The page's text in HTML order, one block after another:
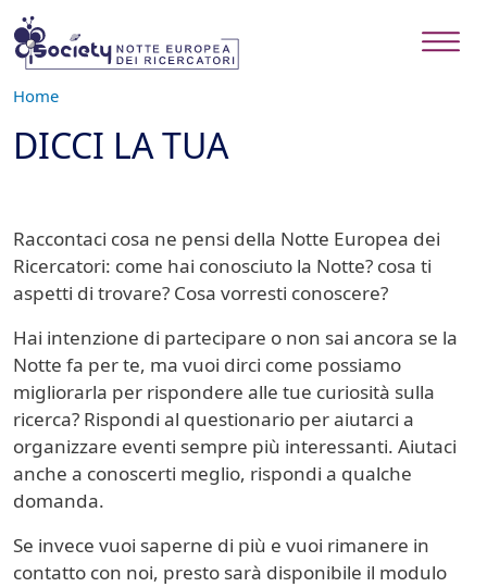
Salta al contenuto principale
Home
DICCI LA TUA
Raccontaci cosa ne pensi della Notte Europea dei
Ricercatori: come hai conosciuto la Notte? cosa ti
aspetti di trovare? Cosa vorresti conoscere?
Hai intenzione di partecipare o non sai ancora se la
Notte fa per te, ma vuoi dirci come possiamo
migliorarla per rispondere alle tue curiosità sulla
ricerca? Rispondi al questionario per aiutarci a
organizzare eventi sempre più interessanti. Aiutaci
anche a conoscerti meglio, rispondi a qualche
domanda.
Se invece vuoi saperne di più e vuoi rimanere in
contatto con noi, presto sarà disponibile il modulo